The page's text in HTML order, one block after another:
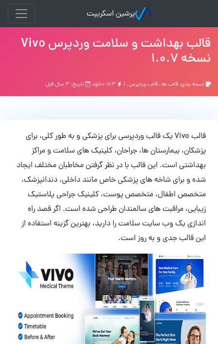
پرشین اسکریپت
قالب بهداشت و سلامت وردپرس Vivo
نسخه 1.0.7
دسته بندی: قالب ها,قالب وردپرس, | تاریخ: ۳ سال قبل
قالب Vivo یک قالب وردپرسی برای پزشکی و به طور کلی، برای
پزشکان، بیمارستان ها، جراحان، کلینیک های سلامت و مراکز
بهداشتی است. این قالب با در نظر گرفتن مخاطبان مختلف ایجاد
شده و برای شاخه های پزشکی خاص مانند داخلی، دندانپزشک،
متخصص اطفال، متخصص پوست، کلینیک جراحی پلاستیک
زیبایی، مراقبت های سالمندان طراحی شده است. اگر قصد راه
اندازی یک وب سایت سلامت را دارید، بهترین گزینه استفاده از
این قالب جدی و به روز است.